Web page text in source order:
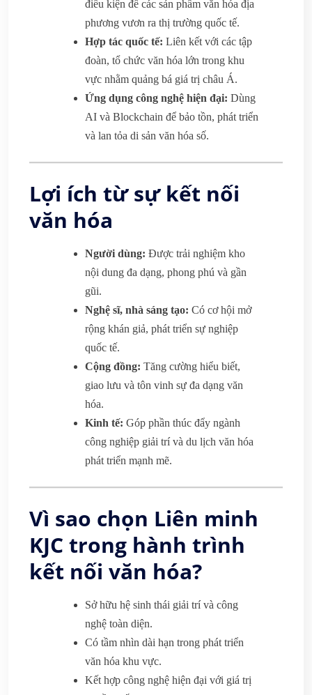
điều kiện để các sản phẩm văn hóa địa
phương vươn ra thị trường quốc tế.
Hợp tác quốc tế: Liên kết với các tập
đoàn, tổ chức văn hóa lớn trong khu
vực nhằm quảng bá giá trị châu Á.
Ứng dụng công nghệ hiện đại: Dùng
AI và Blockchain để bảo tồn, phát triển
và lan tỏa di sản văn hóa số.
Lợi ích từ sự kết nối
văn hóa
Người dùng: Được trải nghiệm kho
nội dung đa dạng, phong phú và gần
gũi.
Nghệ sĩ, nhà sáng tạo: Có cơ hội mở
rộng khán giả, phát triển sự nghiệp
quốc tế.
Cộng đồng: Tăng cường hiểu biết,
giao lưu và tôn vinh sự đa dạng văn
hóa.
Kinh tế: Góp phần thúc đẩy ngành
công nghiệp giải trí và du lịch văn hóa
phát triển mạnh mẽ.
Vì sao chọn Liên minh
KJC trong hành trình
kết nối văn hóa?
Sở hữu hệ sinh thái giải trí và công
nghệ toàn diện.
Có tầm nhìn dài hạn trong phát triển
văn hóa khu vực.
Kết hợp công nghệ hiện đại với giá trị